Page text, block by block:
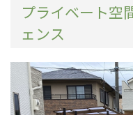
プライベート空
ェンス